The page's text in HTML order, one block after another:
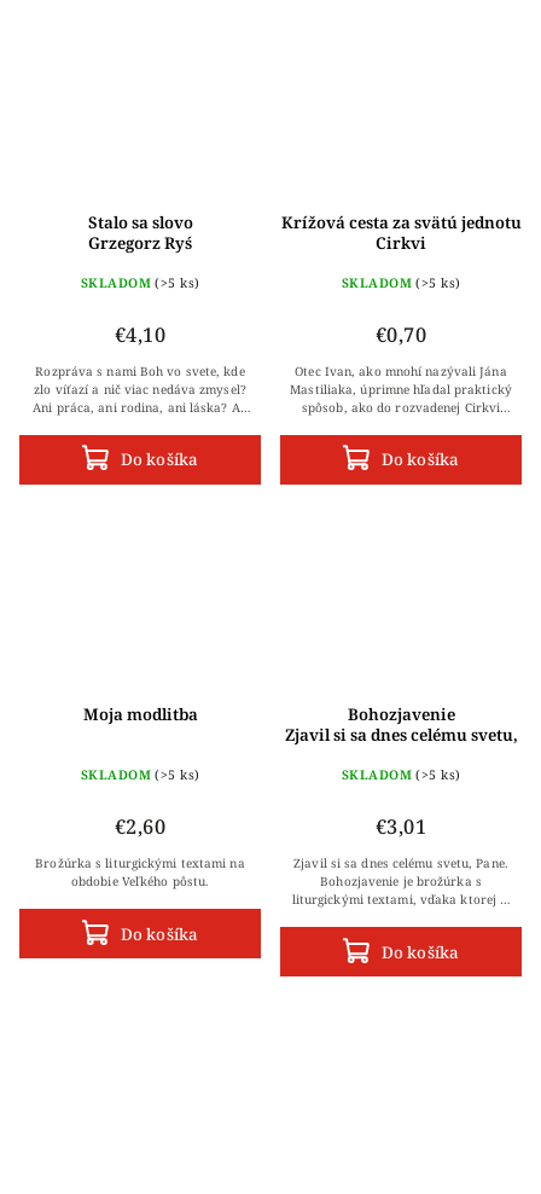
Stalo sa slovo
Grzegorz Ryś
SKLADOM (>5 ks)
€4,10
Do košíka
Rozpráva s nami Boh vo svete, kde
zlo víťazí a nič viac nedáva zmysel?
Ani práca, ani rodina, ani láska? Ak
chceli by sme Mu povedať:
„dokáž“....
Krížová cesta za svätú jednotu
Cirkvi
SKLADOM (>5 ks)
€0,70
Do košíka
Otec Ivan, ako mnohí nazývali Jána
Mastiliaka, úprimne hľadal praktický
spôsob, ako do rozvadenej Cirkvi
základnými kameňmi na tejto...
Moja modlitba
SKLADOM (>5 ks)
€2,60
Do košíka
Brožúrka s liturgickými textami na
obdobie Veľkého pôstu.
Bohozjavenie
Zjavil si sa dnes celému svetu,
SKLADOM (>5 ks)
€3,01
Do košíka
Zjavil si sa dnes celému svetu, Pane.
Bohozjavenie je brožúrka s
liturgickými textami, vďaka ktorej je
Bohozjavenia. Nájdete v nej...